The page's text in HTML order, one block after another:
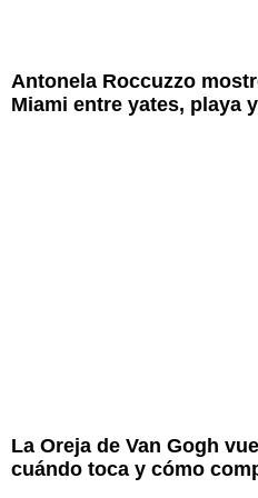
Antonela Roccuzzo
Miami entre yates, playa
La Oreja de Van Gogh
cuándo toca y cómo